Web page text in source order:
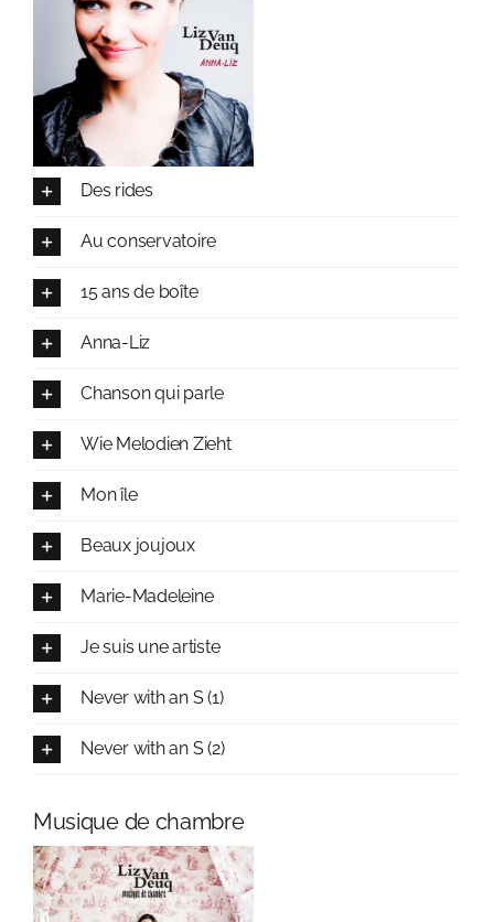
Des rides
Au conservatoire
15 ans de boîte
Anna-Liz
Chanson qui parle
Wie Melodien Zieht
Mon île
Beaux joujoux
Marie-Madeleine
Je suis une artiste
Never with an S (1)
Never with an S (2)
Musique de chambre